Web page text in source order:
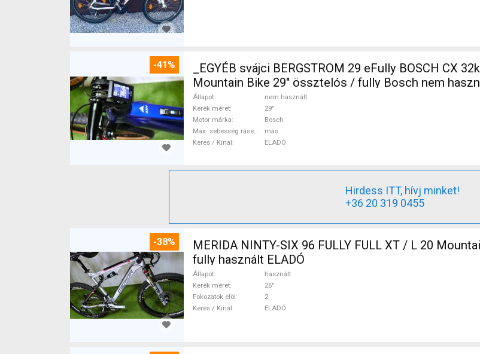
-41%
_EGYÉB svájci BERGSTROM 29 eFully BOSCH CX
Mountain Bike 29" össztelós / fully Bosch nem
Állapot
nem használt
Kerék méret
29"
Motor márka
Bosch
Max. sebesség rásegítéssel
más
Keres / Kínál
ELADÓ
Hirdess ITT, hívj minket!
+36 20 319 0455
-38%
MERIDA NINTY-SIX 96 FULLY FULL XT / L 20
fully használt ELADÓ
Állapot
használt
Kerék méret
26"
Fokozatok elöl
2
Keres / Kínál
ELADÓ